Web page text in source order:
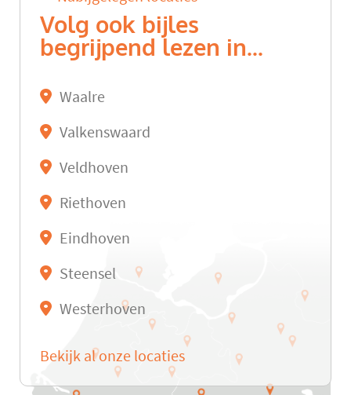
Volg ook bijles
begrijpend lezen in...
Waalre
Valkenswaard
Veldhoven
Riethoven
Eindhoven
Steensel
Westerhoven
Bekijk al onze locaties